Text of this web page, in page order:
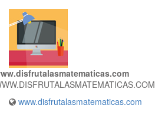
www.disfrutalasmatematicas.com